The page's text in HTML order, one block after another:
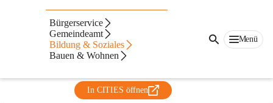
Bürgerservice
Gemeindeamt
Bildung & Soziales
Bauen & Wohnen
Menü
Kleinkindbetreuung
Zwischenwasser
@kleinkindbetreuung-zwischenwasser
In CITIES öffnen